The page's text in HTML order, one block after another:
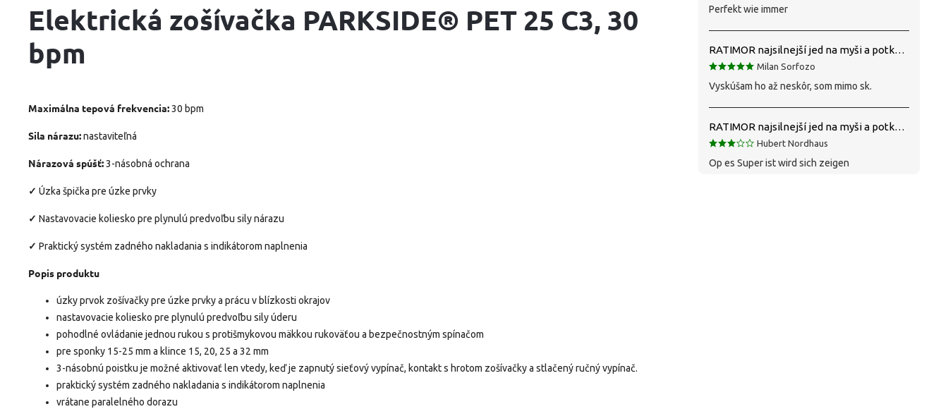
Perfekt wie immer
RATIMOR najsilnejší jed na myši a potkany
Milan Sorfozo
Vyskúšam ho až neskôr, som mimo sk.
RATIMOR najsilnejší jed na myši a potkany
Hubert Nordhaus
Op es Super ist wird sich zeigen
Elektrická zošívačka PARKSIDE® PET 25 C3, 30
bpm
Maximálna tepová frekvencia:30 bpm
Sila nárazu:nastaviteľná
Nárazová spúšť:3-násobná ochrana
✓ Úzka špička pre úzke prvky
✓ Nastavovacie koliesko pre plynulú predvoľbu sily nárazu
✓ Praktický systém zadného nakladania s indikátorom naplnenia
Popis produktu
úzky prvok zošívačky pre úzke prvky a prácu v blízkosti okrajov
nastavovacie koliesko pre plynulú predvoľbu sily úderu
pohodlné ovládanie jednou rukou s protišmykovou mäkkou rukoväťou a bezpečnostným spínačom
pre sponky 15-25 mm a klince 15, 20, 25 a 32 mm
3-násobnú poistku je možné aktivovať len vtedy, keď je zapnutý sieťový vypínač, kontakt s hrotom zošívačky a stlačený ručný vypínač.
praktický systém zadného nakladania s indikátorom naplnenia
vrátane paralelného dorazu